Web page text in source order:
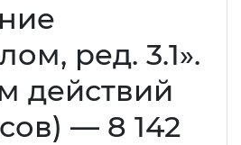
ред. 3.1».
действий
— 8 142